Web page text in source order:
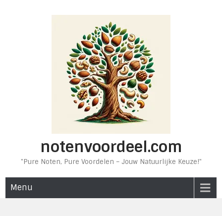
notenvoordeel.com
"Pure Noten, Pure Voordelen – Jouw Natuurlijke Keuze!"
Menu